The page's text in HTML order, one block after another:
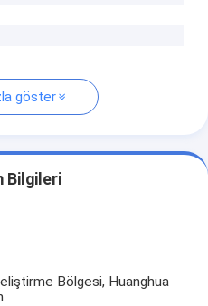
göster
Bilgileri
Bölgesi, Huanghua